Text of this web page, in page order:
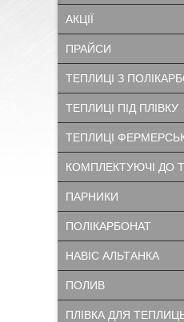
АКЦІЇ
ПРАЙСИ
ТЕПЛИЦІ З
ТЕПЛИЦІ ПІД ПЛІВКУ
ТЕПЛИЦІ
КОМПЛЕКТУЮЧІ ДО
ПАРНИКИ
ПОЛІКАРБОНАТ
НАВІС АЛЬТАНКА
ПОЛИВ
ПЛІВКА ДЛЯ